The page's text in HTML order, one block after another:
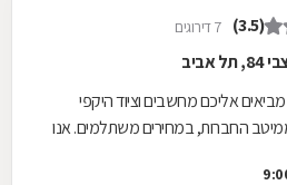
(3.5) 7 דירוגים
אביב
מביאים אליכם מחשבים וציוד היקפי
החברות, במחירים משתלמים. אנו